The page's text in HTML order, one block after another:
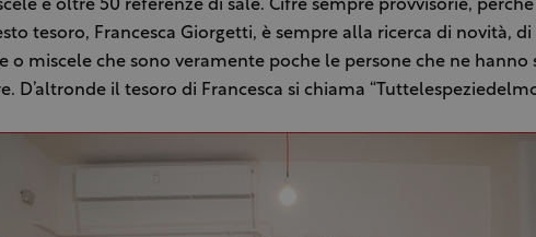
e oltre 50 referenze di sale. Cifre sempre provvisorie,
tesoro, Francesca Giorgetti, è sempre alla ricerca di novità, di
o miscele che sono veramente poche le persone che ne hanno
D’altronde il tesoro di Francesca si chiama